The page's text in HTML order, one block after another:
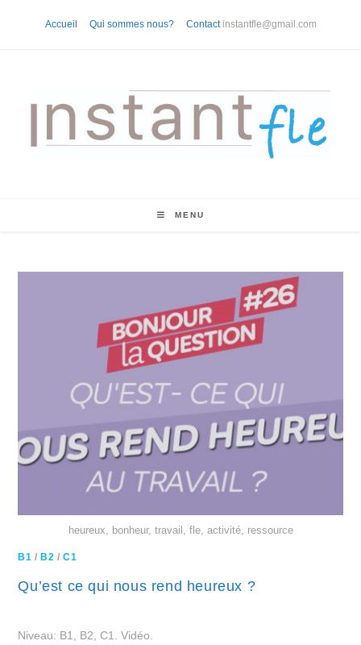
Accueil Qui sommes nous? Contact instantfle@gmail.com
MENU
heureux, bonheur, travail, fle, activité, ressource
B1 /B2 /C1
Qu’est ce qui nous rend heureux ?
Niveau: B1, B2, C1. Vidéo.